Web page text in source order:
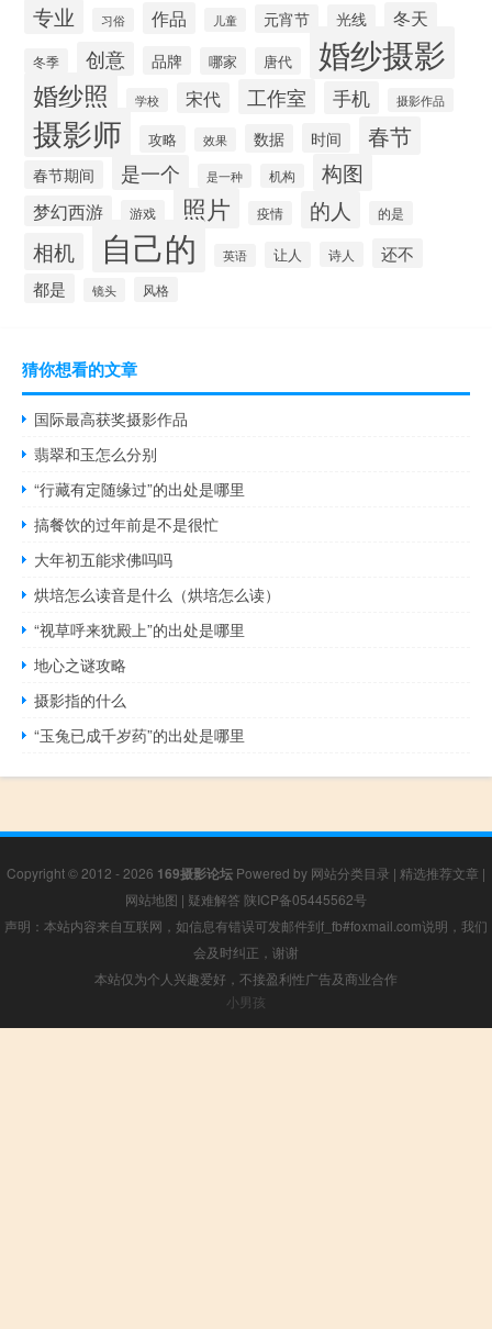
专业 习俗 作品 儿童 元宵节 光线 冬天
冬季 创意 品牌 哪家 唐代 婚纱摄影
婚纱照 学校 宋代 工作室 手机 摄影作品
摄影师 攻略 效果 数据 时间 春节
春节期间 是一个 是一种 机构 构图
梦幻西游 游戏 照片 疫情 的人 的是
相机 自己的 英语 让人 诗人
还不
都是
镜头 风格
猜你想看的文章
国际最高获奖摄影作品
翡翠和玉怎么分别
“行藏有定随缘过”的出处是哪里
搞餐饮的过年前是不是很忙
大年初五能求佛吗吗
烘培怎么读音是什么（烘培怎么读）
“视草呼来犹殿上”的出处是哪里
地心之谜攻略
摄影指的什么
“玉兔已成千岁药”的出处是哪里
Copyright © 2012 - 2026 169摄影论坛 Powered by 网站分类目录 | 精选推荐文章 |
网站地图 | 疑难解答 陕ICP备05445562号
声明：本站内容来自互联网，如信息有错误可发邮件到f_fb#foxmail.com说明，我们
会及时纠正，谢谢
本站仅为个人兴趣爱好，不接盈利性广告及商业合作
小男孩